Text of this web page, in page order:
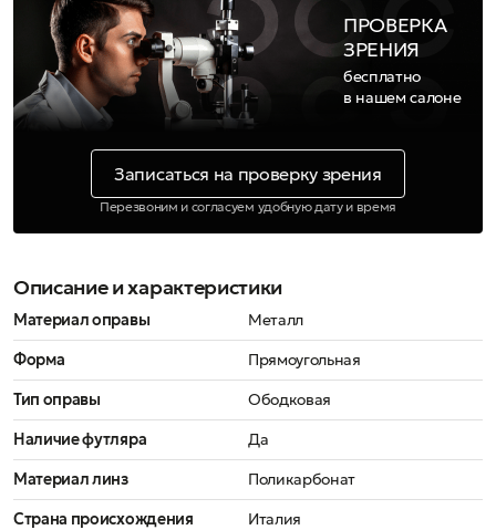
ПРОВЕРКА
ЗРЕНИЯ
бесплатно
в нашем салоне
Записаться на проверку зрения
Перезвоним и согласуем удобную дату и время
Описание и характеристики
Материал оправы
Металл
Форма
Прямоугольная
Тип оправы
Ободковая
Наличие футляра
Да
Материал линз
Поликарбонат
Страна происхождения
Италия